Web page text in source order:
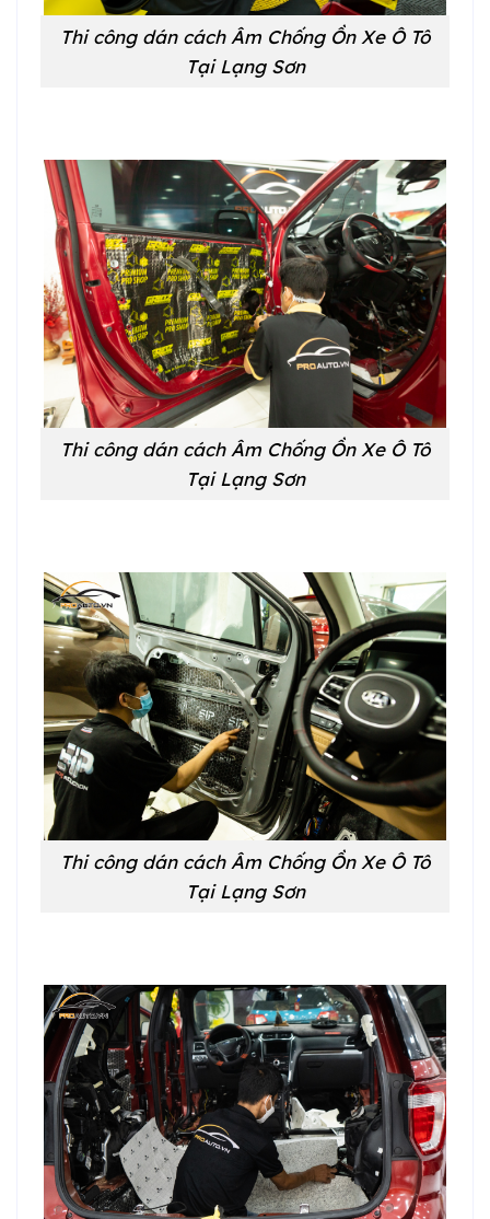
Thi công dán cách Âm Chống Ồn Xe Ô Tô
Tại Lạng Sơn
Thi công dán cách Âm Chống Ồn Xe Ô Tô
Tại Lạng Sơn
Thi công dán cách Âm Chống Ồn Xe Ô Tô
Tại Lạng Sơn